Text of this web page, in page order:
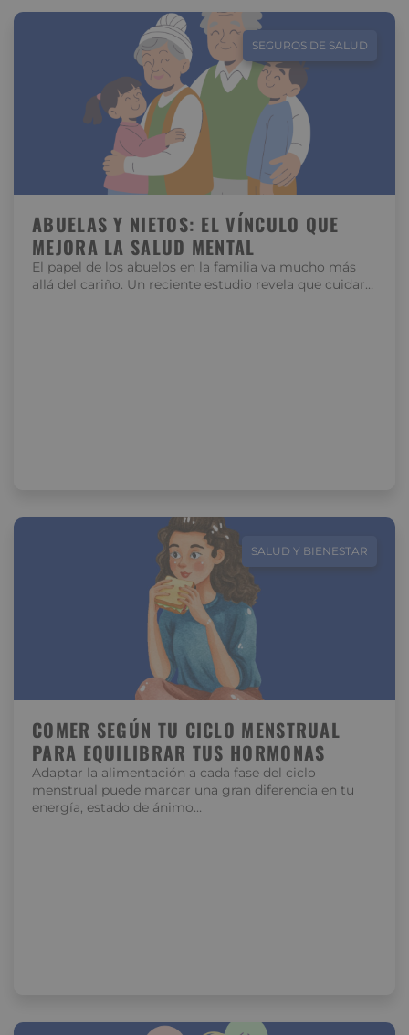
SEGUROS DE SALUD
ABUELAS Y NIETOS: EL VÍNCULO QUE
MEJORA LA SALUD MENTAL
El papel de los abuelos en la familia va mucho más
allá del cariño. Un reciente estudio revela que cuidar…
SALUD Y BIENESTAR
COMER SEGÚN TU CICLO MENSTRUAL
PARA EQUILIBRAR TUS HORMONAS
Adaptar la alimentación a cada fase del ciclo
menstrual puede marcar una gran diferencia en tu
energía, estado de ánimo…